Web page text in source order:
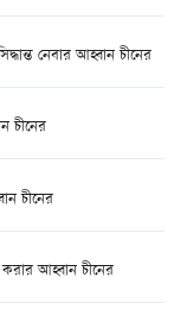
নেবার আহ্বান চীনের
চীনের
চীনের
করার আহ্বান চীনের